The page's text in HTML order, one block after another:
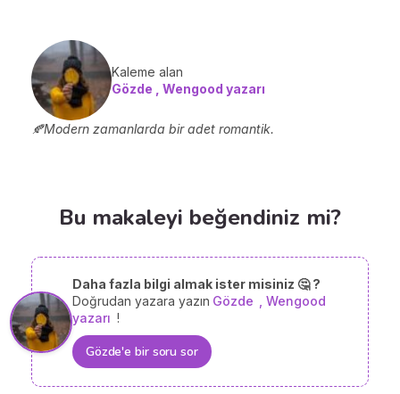
Kaleme alan
Gözde , Wengood yazarı
🍂Modern zamanlarda bir adet romantik.
Bu makaleyi beğendiniz mi?
Daha fazla bilgi almak ister misiniz 🤔 ?
Doğrudan yazara yazın Gözde
, Wengood
yazarı !
Gözde'e bir soru sor